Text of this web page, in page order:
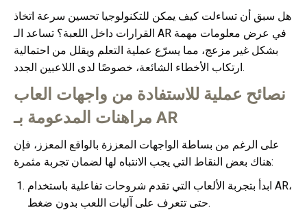
هل سبق أن تساءلت كيف يمكن للتكنولوجيا تحسين سرعة اتخاذ
القرارات داخل اللعبة؟ تساعد الـ AR في عرض معلومات مهمة
بشكل غير مزعج، مما يسرّع عملية التعلم ويقلل من احتمالية
ارتكاب الأخطاء الشائعة، خصوصًا لدى اللاعبين الجدد.
نصائح عملية للاستفادة من واجهات العاب
مراهنات المدعومة بـ AR
على الرغم من بساطة الواجهات المعززة بالواقع المعزز، فإن
هناك بعض النقاط التي يجب الانتباه لها لضمان تجربة مثمرة:
ابدأ بتجربة الألعاب التي تقدم شروحات تفاعلية باستخدام AR،
حتى تتعرف على آليات اللعب بدون ضغط.